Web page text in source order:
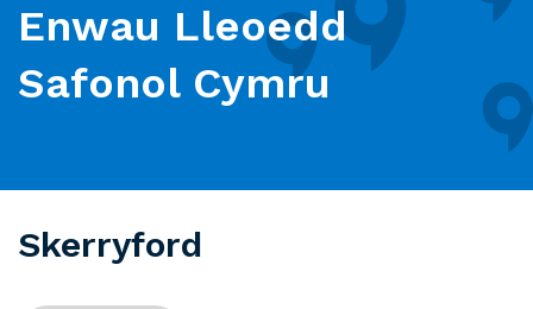
Enwau Lleoedd
Safonol Cymru
Skerryford